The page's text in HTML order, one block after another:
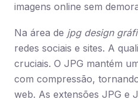
imagens online sem
Na área de jpg design
redes sociais e sites. A
cruciais. O JPG mantém
com compressão,
web. As extensões JPG e